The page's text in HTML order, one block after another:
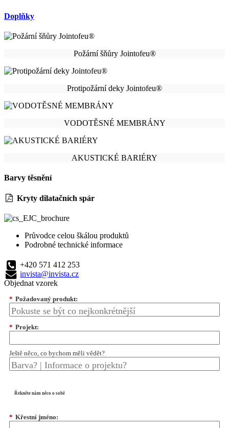
Doplňky
Požární šňůry Jointofeu®
Protipožární deky Jointofeu®
VODOTĚSNÉ MEMBRÁNY
AKUSTICKÉ BARIÉRY
Barvy těsnění
Kryty dilatačních spár
Průvodce celou škálou produktů
Podrobné technické informace
+420 571 412 253
invista@invista.cz
Objednat vzorek
* Požadovaný produkt:
* Projekt:
Ještě něco, co bychom měli vědět?
Řekněte nám něco o sobě
* Křestní jméno: